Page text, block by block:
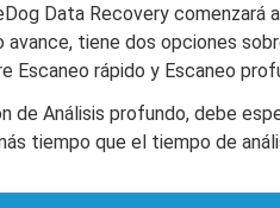
Data Recovery comenzará
tiene dos opciones
Escaneo rápido y Escaneo
de Análisis profundo, debe
tiempo que el tiempo de